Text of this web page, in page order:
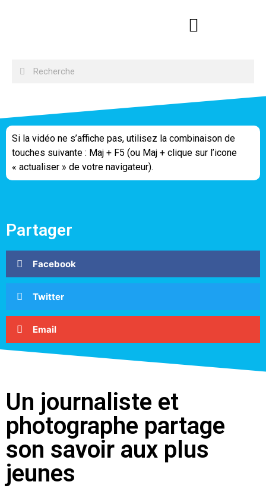
Si la vidéo ne s’affiche pas, utilisez la combinaison de
touches suivante : Maj + F5 (ou Maj + clique sur l’icone
« actualiser » de votre navigateur).
Partager
Facebook
Twitter
Email
Un journaliste et
photographe partage
son savoir aux plus
jeunes